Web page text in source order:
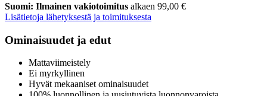
Suomi: Ilmainen vakiotoimitus alkaen 99,00 €
Lisätietoja lähetyksestä ja toimituksesta
Ominaisuudet ja edut
Mattaviimeistely
Ei myrkyllinen
Hyvät mekaaniset ominaisuudet